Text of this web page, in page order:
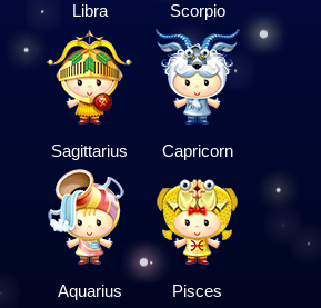
Libra Scorpio
Sagittarius Capricorn
Aquarius Pisces